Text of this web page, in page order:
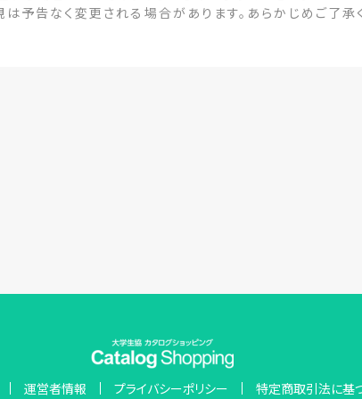
予告なく変更される場合があります。あらかじめご了承
運営者情報 プライバシーポリシー 特定商取引法に基